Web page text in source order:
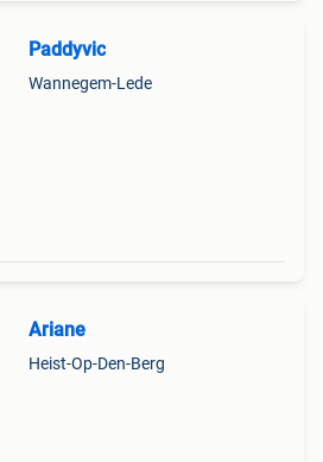
Paddyvic
Wannegem-Lede
Ariane
Heist-Op-Den-Berg